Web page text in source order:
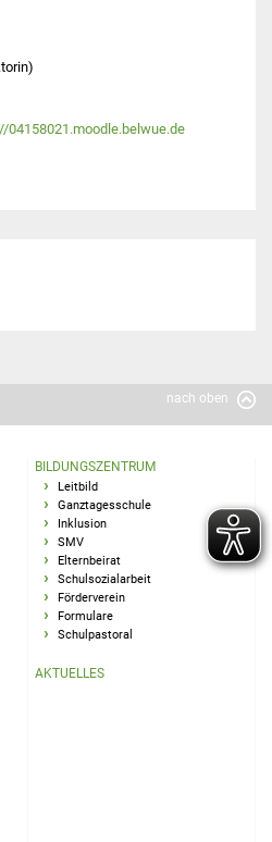
04158021.moodle.belwue.de
nach oben
BILDUNGSZENTRUM
Leitbild
Ganztagesschule
Inklusion
SMV
Elternbeirat
Schulsozialarbeit
Förderverein
Formulare
Schulpastoral
AKTUELLES